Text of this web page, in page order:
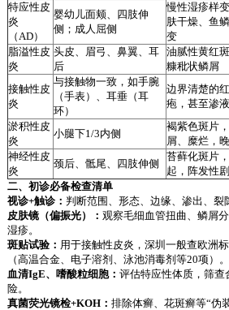
特应性皮
炎
（AD）
婴幼儿面颊、四肢伸
侧；成人屈侧
慢性湿疹样
肤干燥、鱼
变
脂溢性皮
炎
头皮、眉弓、鼻翼、耳
后
油腻性黄红
糠秕状鳞屑
接触性皮
炎
与接触物一致，如手腕
（手表）、耳垂（耳
环）
边界清楚的
疱，甚至渗液
淤积性皮
炎
小腿下1/3内侧
褐紫色斑片
屑、糜烂，
神经性皮
炎
颈后、骶尾、四肢伸侧
苔藓化斑片
起，阵发性
二、初诊必备检查清单
视诊+触诊： 判断范围、形态、边缘、渗出、裂
皮肤镜（偏振光）： 观察毛细血管扭曲、鳞屑
湿疹。
斑贴试验： 用于接触性皮炎，深圳一般查欧洲
（高温合金、电子溶剂、泳池消毒剂等20项）。
血清IgE、嗜酸粒细胞： 评估特应性体质，筛
险。
真菌荧光镜检+KOH： 排除体癣、花斑癣等“伪